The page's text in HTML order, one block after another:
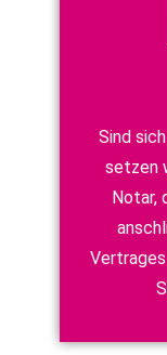
Sind
setzen
Notar,